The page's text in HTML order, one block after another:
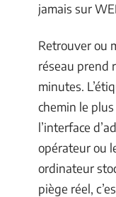
jamais sur
Retrouver ou
réseau prend
minutes.
chemin le
l’interface
opérateur ou
ordinateur
piège réel,